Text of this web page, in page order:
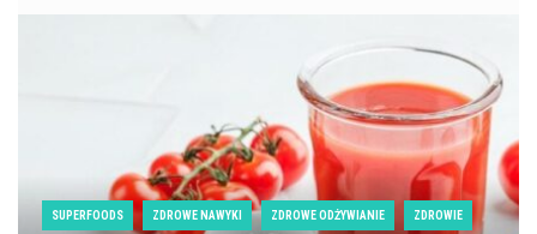
SUPERFOODS ZDROWE NAWYKI ZDROWE ODŻYWIANIE ZDROWIE